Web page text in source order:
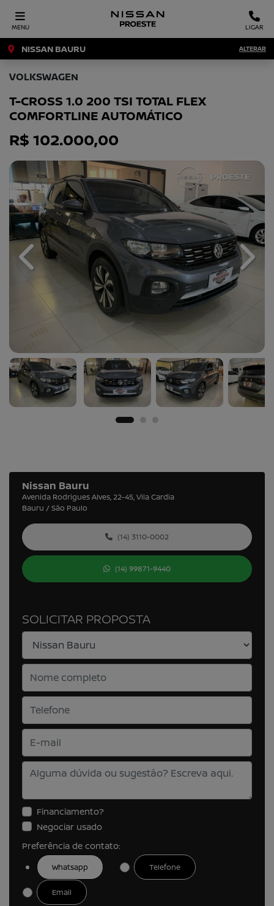
MENU LIGAR
NISSAN BAURU ALTERAR
VOLKSWAGEN
T-CROSS 1.0 200 TSI TOTAL FLEX
COMFORTLINE AUTOMÁTICO
R$ 102.000,00
Previous Next
Nissan Bauru
Avenida Rodrigues Alves, 22-45, Vila Cardia
Bauru / São Paulo
(14) 3110-0002
(14) 99871-9440
SOLICITAR PROPOSTA
Financiamento?
Negociar usado
Preferência de contato:
Whatsapp Telefone
Email